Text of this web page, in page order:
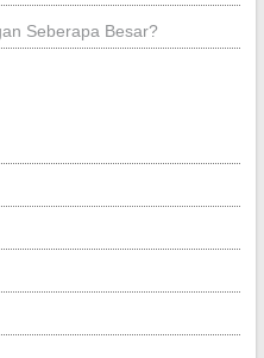
Seberapa Besar?